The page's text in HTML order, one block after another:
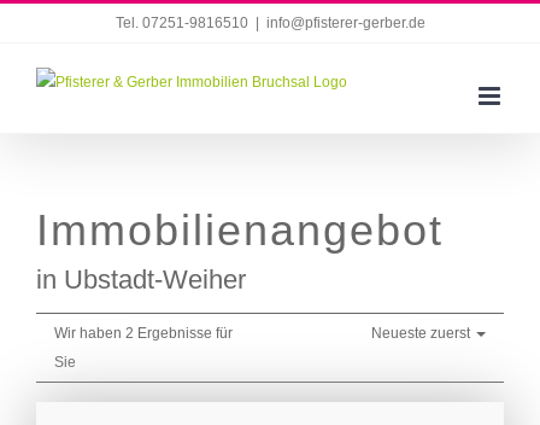
springen
Tel. 07251-9816510 info@pfisterer-gerber.de
Immobilien­angebot
in Ubstadt-Weiher
Wir haben 2 Ergebnisse für
Sie
Neueste zuerst